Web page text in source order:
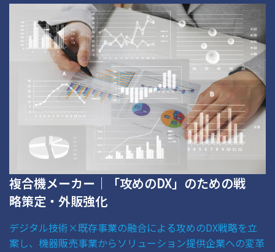
複合機メーカー｜「攻めのDX」のための戦
略策定・外販強化
デジタル技術×既存事業の融合による攻めのDX戦略を立
案し、機器販売事業からソリューション提供企業への変革